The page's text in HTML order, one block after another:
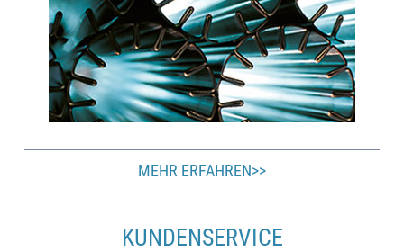
MEHR ERFAHREN>>
KUNDENSERVICE